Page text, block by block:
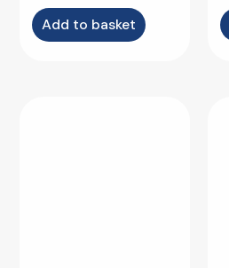
Add to basket